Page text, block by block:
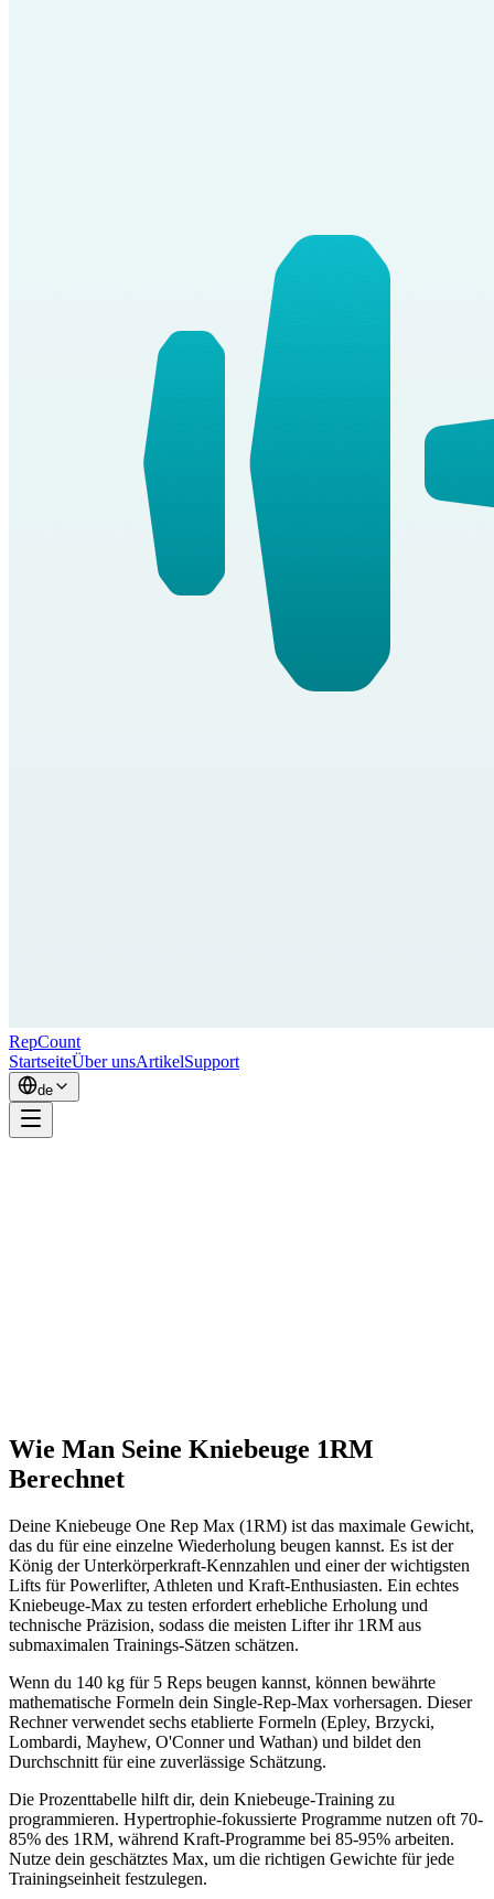
RepCount
StartseiteÜber unsArtikelSupport
de
Wie Man Seine Kniebeuge 1RM
Berechnet
Deine Kniebeuge One Rep Max (1RM) ist das maximale Gewicht,
das du für eine einzelne Wiederholung beugen kannst. Es ist der
König der Unterkörperkraft-Kennzahlen und einer der wichtigsten
Lifts für Powerlifter, Athleten und Kraft-Enthusiasten. Ein echtes
Kniebeuge-Max zu testen erfordert erhebliche Erholung und
technische Präzision, sodass die meisten Lifter ihr 1RM aus
submaximalen Trainings-Sätzen schätzen.
Wenn du 140 kg für 5 Reps beugen kannst, können bewährte
mathematische Formeln dein Single-Rep-Max vorhersagen. Dieser
Rechner verwendet sechs etablierte Formeln (Epley, Brzycki,
Lombardi, Mayhew, O'Conner und Wathan) und bildet den
Durchschnitt für eine zuverlässige Schätzung.
Die Prozenttabelle hilft dir, dein Kniebeuge-Training zu
programmieren. Hypertrophie-fokussierte Programme nutzen oft 70-
85% des 1RM, während Kraft-Programme bei 85-95% arbeiten.
Nutze dein geschätztes Max, um die richtigen Gewichte für jede
Trainingseinheit festzulegen.